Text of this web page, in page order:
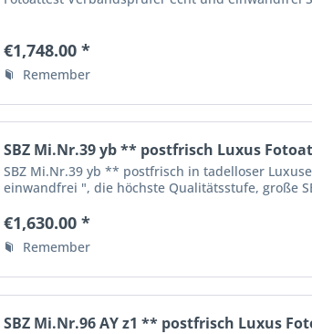
€1,748.00 *
Remember
SBZ Mi.Nr.39 yb ** postfrisch Luxus
SBZ Mi.Nr.39 yb ** postfrisch in tadelloser
einwandfrei ", die höchste Qualitätsstufe, große
€1,630.00 *
Remember
SBZ Mi.Nr.96 AY z1 ** postfrisch Luxus